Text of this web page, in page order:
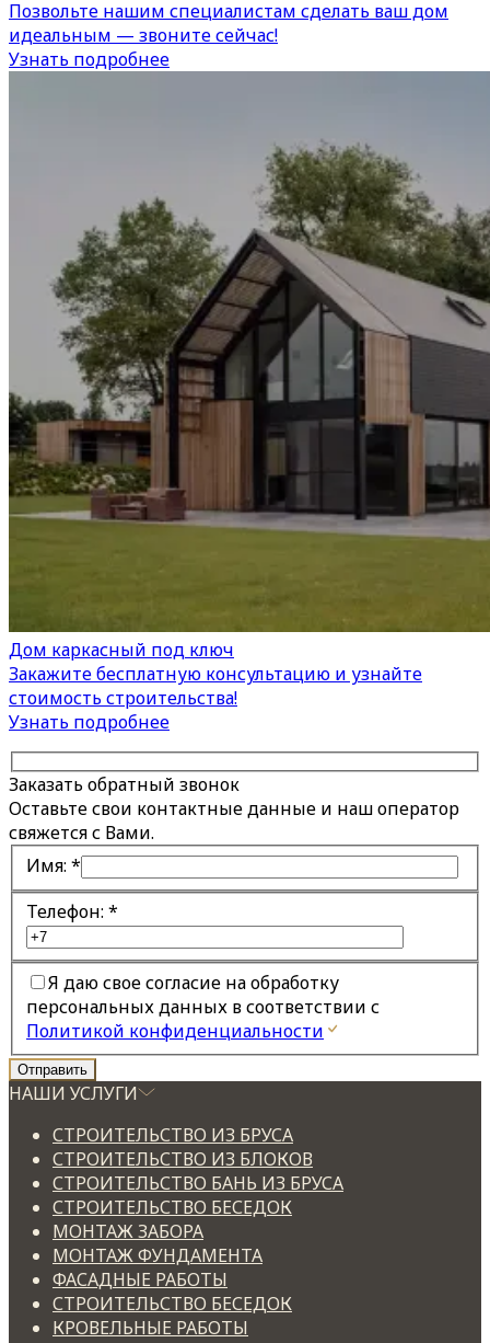
Позвольте нашим специалистам сделать ваш дом
идеальным — звоните сейчас!
Узнать подробнее
Дом каркасный под ключ
Закажите бесплатную консультацию и узнайте
стоимость строительства!
Узнать подробнее
Заказать обратный звонок
Оставьте свои контактные данные и наш оператор
свяжется с Вами.
Имя: *
Телефон: *
Я даю свое согласие на обработку
персональных данных в соответствии с
Политикой конфиденциальности
НАШИ УСЛУГИ
СТРОИТЕЛЬСТВО ИЗ БРУСА
СТРОИТЕЛЬСТВО ИЗ БЛОКОВ
СТРОИТЕЛЬСТВО БАНЬ ИЗ БРУСА
СТРОИТЕЛЬСТВО БЕСЕДОК
МОНТАЖ ЗАБОРА
МОНТАЖ ФУНДАМЕНТА
ФАСАДНЫЕ РАБОТЫ
СТРОИТЕЛЬСТВО БЕСЕДОК
КРОВЕЛЬНЫЕ РАБОТЫ